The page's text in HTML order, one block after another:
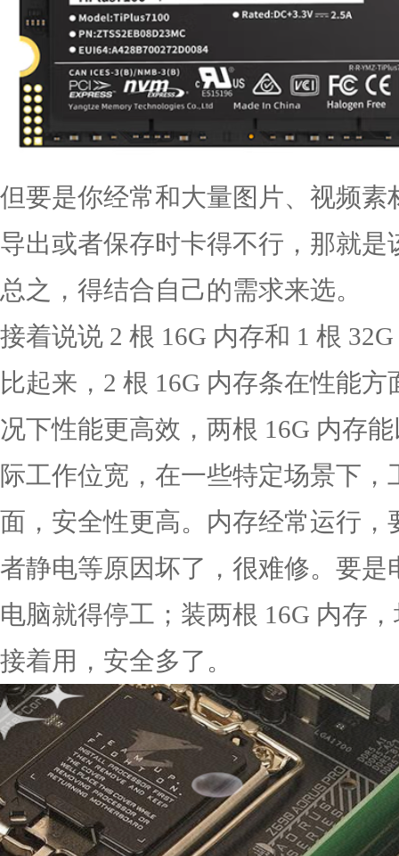
但要是你经常和大量图片、视频
导出或者保存时卡得不行，那就是
总之，得结合自己的需求来选。
接着说说 2 根 16G 内存和 1 根
比起来，2 根 16G 内存条在性能
况下性能更高效，两根 16G 内存
际工作位宽，在一些特定场景下
面，安全性更高。内存经常运行
者静电等原因坏了，很难修。要是
电脑就得停工；装两根 16G 内存
接着用，安全多了。